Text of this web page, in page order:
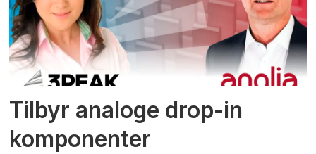
Tilbyr analoge drop-in
komponenter